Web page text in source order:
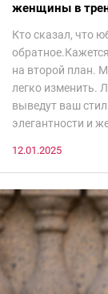
женщины в
Кто сказал, что
на второй план.
легко изменить.
выведут ваш
элегантности и
12.01.2025